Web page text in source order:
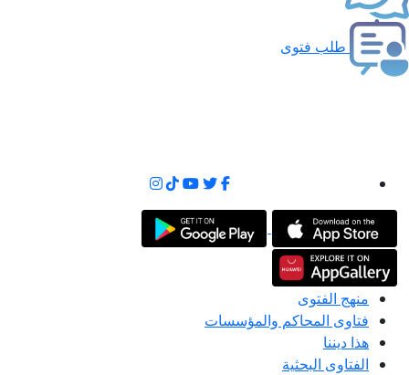
طلب فتوى
منهج الفتوى
فتاوى المحاكم والمؤسسات
هذا ديننا
الفتاوى البحثية